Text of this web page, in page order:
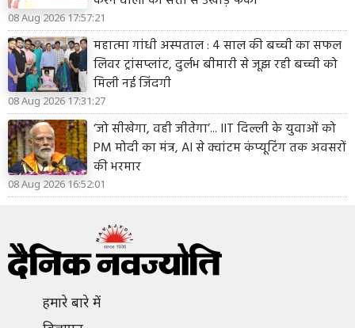
08 Aug 2026 17:57:21
महात्मा गांधी अस्पताल : 4 साल की बच्ची का सफल
लिवर ट्रांसप्लांट, दुर्लभ बीमारी से जूझ रही बच्ची को
मिली नई जिंदगी
08 Aug 2026 17:31:27
‘जो सीखेगा, वही जीतेगा’... IIT दिल्ली के युवाओं को
PM मोदी का मंत्र, AI से क्वांटम कंप्यूटिंग तक अवसरों
की भरमार
08 Aug 2026 16:52:01
हमारे बारे में